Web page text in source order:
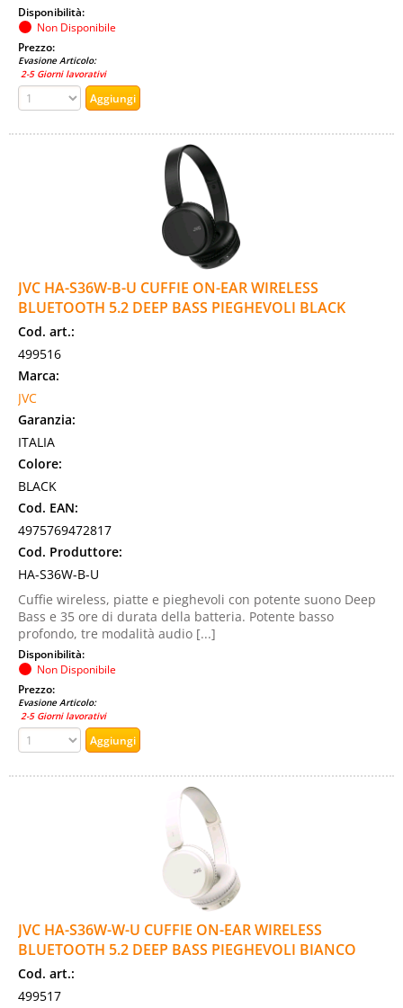
Disponibilità:
Non Disponibile
Prezzo:
Evasione Articolo:
2-5 Giorni lavorativi
JVC HA-S36W-B-U CUFFIE ON-EAR WIRELESS
BLUETOOTH 5.2 DEEP BASS PIEGHEVOLI BLACK
Cod. art.:
499516
Marca:
JVC
Garanzia:
ITALIA
Colore:
BLACK
Cod. EAN:
4975769472817
Cod. Produttore:
HA-S36W-B-U
Cuffie wireless, piatte e pieghevoli con potente suono Deep
Bass e 35 ore di durata della batteria. Potente basso
profondo, tre modalità audio [...]
Disponibilità:
Non Disponibile
Prezzo:
Evasione Articolo:
2-5 Giorni lavorativi
JVC HA-S36W-W-U CUFFIE ON-EAR WIRELESS
BLUETOOTH 5.2 DEEP BASS PIEGHEVOLI BIANCO
Cod. art.:
499517